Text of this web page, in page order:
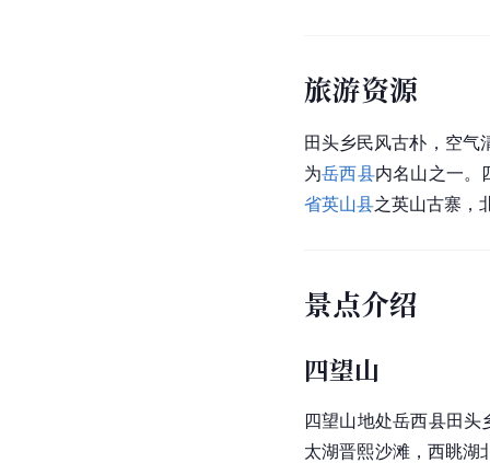
旅游资源
田头乡民风古朴，空气
为岳西县内名山之一。
省英山县之英山古寨，
景点介绍
四望山
四望山地处岳西县田
太湖晋熙沙滩，西眺湖